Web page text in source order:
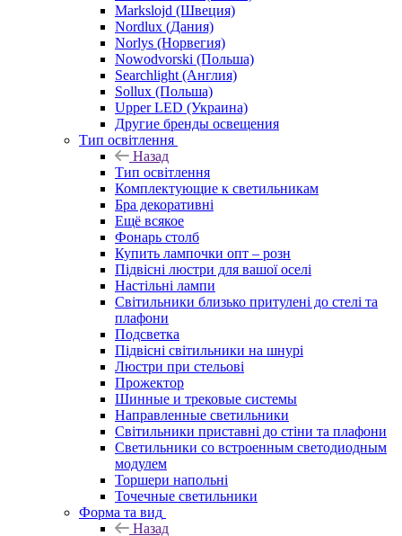
Markslojd (Швеция)
Nordlux (Дания)
Norlys (Норвегия)
Nowodvorski (Польша)
Searchlight (Англия)
Sollux (Польша)
Upper LED (Украина)
Другие бренды освещения
Тип освітлення
Назад
Тип освітлення
Комплектующие к светильникам
Бра декоративні
Ещё всякое
Фонарь столб
Купить лампочки опт – розн
Підвісні люстри для вашої оселі
Настільні лампи
Світильники близько притулені до стелі та
плафони
Подсветка
Підвісні світильники на шнурі
Люстри при стельові
Прожектор
Шинные и трековые системы
Направленные светильники
Світильники приставні до стіни та плафони
Светильники со встроенным светодиодным
модулем
Торшери напольні
Точечные светильники
Форма та вид
Назад